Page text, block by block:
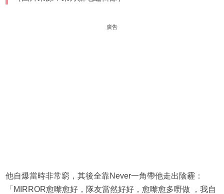
廣告
他自爆當時非常窮，其後全靠Never一角帶他走出陰霾：
「MIRROR愈嚟愈好，隊友當然好好，愈嚟愈多嘢做 ，我自